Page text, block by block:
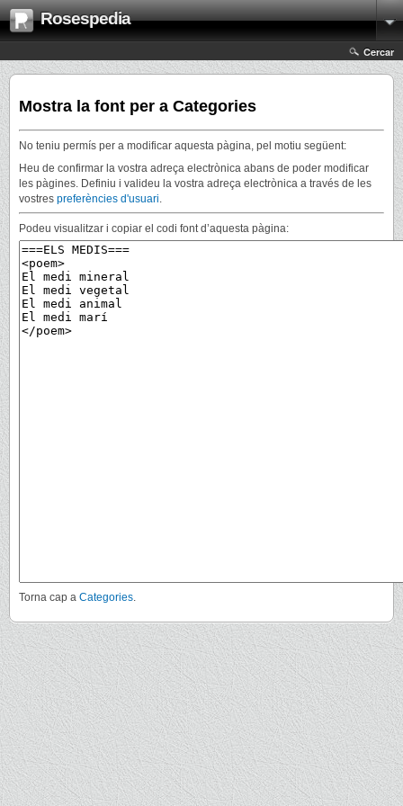
Rosespedia
Cercar
Mostra la font per a Categories
No teniu permís per a modificar aquesta pàgina, pel motiu següent:
Heu de confirmar la vostra adreça electrònica abans de poder modificar
les pàgines. Definiu i valideu la vostra adreça electrònica a través de les
vostres preferències d'usuari.
Podeu visualitzar i copiar el codi font d’aquesta pàgina:
Torna cap a Categories.